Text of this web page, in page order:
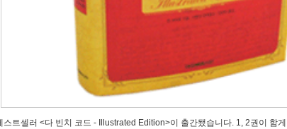
스트셀러 <다 빈치 코드 - Illustrated Edition>이 출간됐습니다. 1, 2권이 함